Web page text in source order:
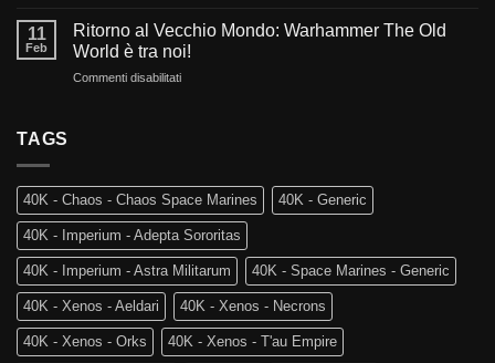
40.000?
Warhammer
40.000
Kill
Rovina
dei
Reami
Mortali:
Edizione
di
Age
of
Sigmar
11
Feb
Ritorno al Vecchio Mondo: Warhammer The Old
World è tra noi!
Commenti disabilitatisu
The
Old
World
tra
noi!
TAGS
40K - Chaos - Chaos Space Marines 40K - Generic
40K - Imperium - Adepta Sororitas
40K - Imperium - Astra Militarum 40K - Space Marines - Generic
40K - Xenos - Aeldari 40K - Xenos - Necrons
40K - Xenos - Orks 40K - Xenos - T'au Empire